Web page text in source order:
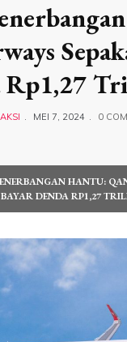
Rp1,27
MEI 7, 2024 0
HANTU:
DENDA RP1,27